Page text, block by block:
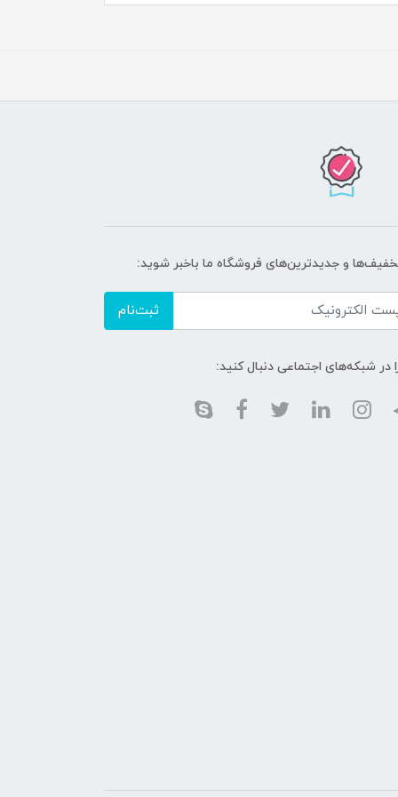
و جدیدترین‌های فروشگاه ما باخبر شوید:
ثبت‌نام
در شبکه‌های اجتماعی دنبال کنید: